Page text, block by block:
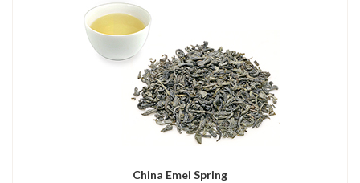
China Emei Spring